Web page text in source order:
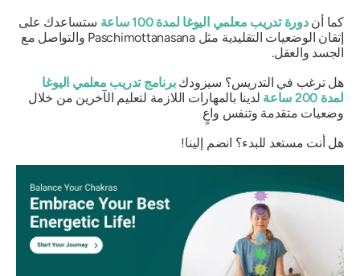
كما أندورة تدريب معلمي اليوغا لمدة 100 ساعة
ستساعدك على
إتقان الوضعيات التقليدية مثل Paschimottanasana والتواصل مع
الجسد والعقل.
هل ترغب في التدريس؟ سيزودكبرنامج تدريب معلمي اليوغا
لمدة 200 ساعة
لدينا بالمهارات اللازمة لتعليم الآخرين من خلال
وضعيات متقدمة وتنفس واعٍ
هل أنت مستعد للبدء؟ انضم إلينا!